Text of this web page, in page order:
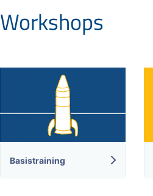
Workshops
Basistraining